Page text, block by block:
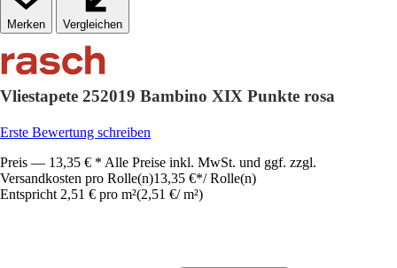
Vergleichen
Vliestapete 252019 Bambino XIX Punkte rosa
Erste Bewertung schreiben
Preis — 13,35 € * Alle Preise inkl. MwSt. und ggf. zzgl.
Versandkosten pro Rolle(n)13,35 €*/ Rolle(n)
Entspricht 2,51 € pro m²(2,51 €/ m²)